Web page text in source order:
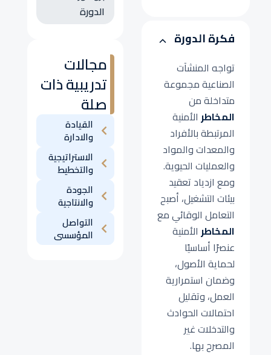
الدورة
مجالات
تدريبية ذات
صلة
القيادة
والادارة
الاستراتيجية
والتخطيط
الجودة
والانتاجية
التواصل
المؤسسى
فكرة الدورة
تواجه المنشآت
الصناعية مجموعة
متداخلة من
المخاطر الأمنية
المرتبطة بالأفراد
والمعدات والمواد
والعمليات الحيوية.
ومع ازدياد تعقيد
بيئات التشغيل، أصبح
التعامل الوقائي مع
المخاطر الأمنية
عنصرًا أساسيًا
لحماية الأصول،
وضمان استمرارية
العمل، وتقليل
احتمالات الحوادث
والتدخلات غير
المصرح بها.